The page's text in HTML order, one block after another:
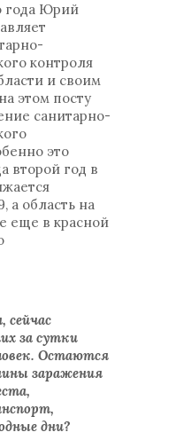
года Юрий
контроля
и своим
этом посту
санитарно-
это
второй год в
а область на
еще в красной
сейчас
за сутки
Остаются
заражения
дни?